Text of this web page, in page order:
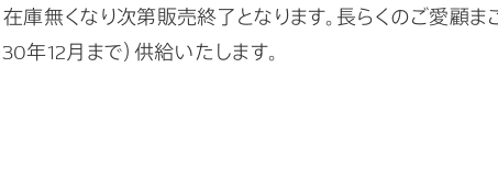
無くなり次第販売終了となります。長らくのご愛顧ま
年12月まで）供給いたします。